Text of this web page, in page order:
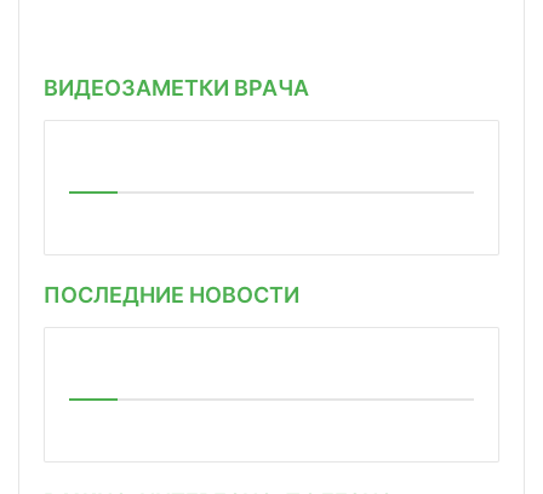
ВИДЕОЗАМЕТКИ ВРАЧА
ПОСЛЕДНИЕ НОВОСТИ